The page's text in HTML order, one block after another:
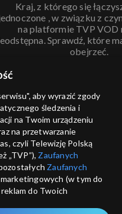
Kraj, z którego się
, w związku z
na platformie TVP VOD
Sprawdź, które
obejrzeć.
ANULUJ
aby wyrazić zgody
śledzenia i
na Twoim urządzeniu
na przetwarzanie
czyli Telewizję Polską
„TVP”), Zaufanych
Zaufanych
(w tym do
do Twoich